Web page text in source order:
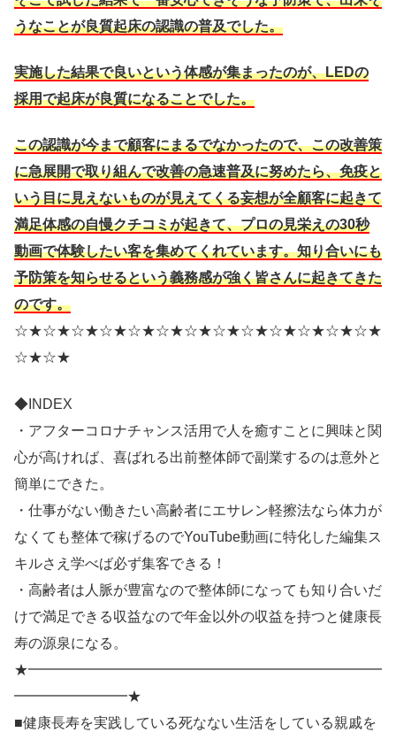
うなことが良質起床の認識の普及でした。
実施した結果で良いという体感が集まったのが、LEDの
採用で起床が良質になることでした。
この認識が今まで顧客にまるでなかったので、この改善策
に急展開で取り組んで改善の急速普及に努めたら、免疫と
いう目に見えないものが見えてくる妄想が全顧客に起きて
満足体感の自慢クチコミが起きて、プロの見栄えの30秒
動画で体験したい客を集めてくれています。知り合いにも
予防策を知らせるという義務感が強く皆さんに起きてきた
のです。
☆★☆★☆★☆★☆★☆★☆★☆★☆★☆★☆★☆★☆★
☆★☆★
◆INDEX
・アフターコロナチャンス活用で人を癒すことに興味と関
心が高ければ、喜ばれる出前整体師で副業するのは意外と
簡単にできた。
・仕事がない働きたい高齢者にエサレン軽擦法なら体力が
なくても整体で稼げるのでYouTube動画に特化した編集ス
キルさえ学べば必ず集客できる！
・高齢者は人脈が豊富なので整体師になっても知り合いだ
けで満足できる収益なので年金以外の収益を持つと健康長
寿の源泉になる。
★━━━━━━━━━━━━━━━━━━━━━━━━━
━━━━━━━━★
■健康長寿を実践している死なない生活をしている親戚を